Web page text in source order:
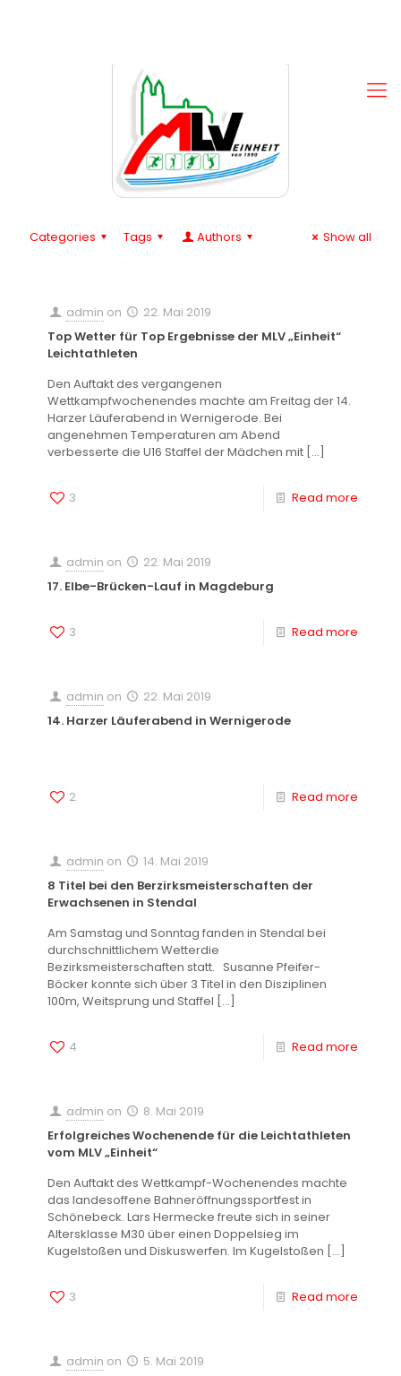
Categories Tags Authors Show all
admin on
22. Mai 2019
Top Wetter für Top Ergebnisse der MLV „Einheit“
Leichtathleten
Den Auftakt des vergangenen
Wettkampfwochenendes machte am Freitag der 14.
Harzer Läuferabend in Wernigerode. Bei
angenehmen Temperaturen am Abend
verbesserte die U16 Staffel der Mädchen mit […]
3 Read more
admin on
22. Mai 2019
17. Elbe-Brücken-Lauf in Magdeburg
3 Read more
admin on
22. Mai 2019
14. Harzer Läuferabend in Wernigerode
2 Read more
admin on
14. Mai 2019
8 Titel bei den Berzirksmeisterschaften der
Erwachsenen in Stendal
Am Samstag und Sonntag fanden in Stendal bei
durchschnittlichem Wetterdie
Bezirksmeisterschaften statt. Susanne Pfeifer-
Böcker konnte sich über 3 Titel in den Disziplinen
100m, Weitsprung und Staffel […]
4 Read more
admin on
8. Mai 2019
Erfolgreiches Wochenende für die Leichtathleten
vom MLV „Einheit“
Den Auftakt des Wettkampf-Wochenendes machte
das landesoffene Bahneröffnungssportfest in
Schönebeck. Lars Hermecke freute sich in seiner
Altersklasse M30 über einen Doppelsieg im
Kugelstoßen und Diskuswerfen. Im Kugelstoßen […]
3 Read more
admin on
5. Mai 2019